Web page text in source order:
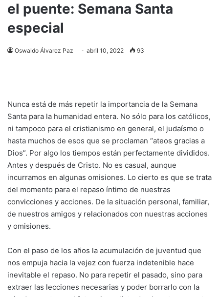
el puente: Semana Santa
especial
Oswaldo Álvarez Paz abril 10, 2022 93
Nunca está de más repetir la importancia de la Semana
Santa para la humanidad entera. No sólo para los católicos,
ni tampoco para el cristianismo en general, el judaísmo o
hasta muchos de esos que se proclaman “ateos gracias a
Dios”. Por algo los tiempos están perfectamente divididos.
Antes y después de Cristo. No es casual, aunque
incurramos en algunas omisiones. Lo cierto es que se trata
del momento para el repaso íntimo de nuestras
convicciones y acciones. De la situación personal, familiar,
de nuestros amigos y relacionados con nuestras acciones
y omisiones.
Con el paso de los años la acumulación de juventud que
nos empuja hacia la vejez con fuerza indetenible hace
inevitable el repaso. No para repetir el pasado, sino para
extraer las lecciones necesarias y poder borrarlo con la